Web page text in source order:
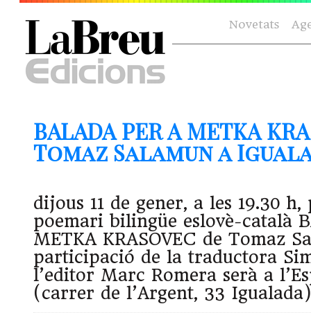
Novetats
BALADA PER A METKA
Tomaz Salamun a
dijous 11 de gener, a les 19.30
poemari bilingüe eslovè-català
METKA KRASOVEC de Tomaz
participació de la traductora
l’editor Marc Romera serà a
(carrer de l’Argent, 33